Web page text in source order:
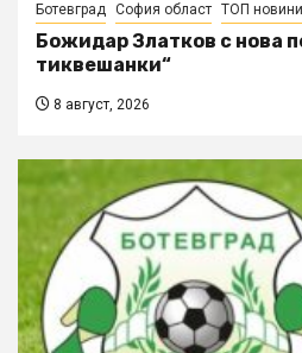
Ботевград София област ТОП новини
Божидар Златков с нова
тиквешанки“
8 август, 2026